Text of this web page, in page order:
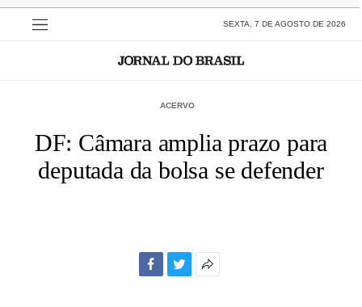
SEXTA, 7 DE AGOSTO DE 2026
ACERVO
DF: Câmara amplia prazo para
deputada da bolsa se defender